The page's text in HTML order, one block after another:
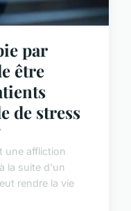
par
être
de stress
une affliction
la suite d'un
rendre la vie